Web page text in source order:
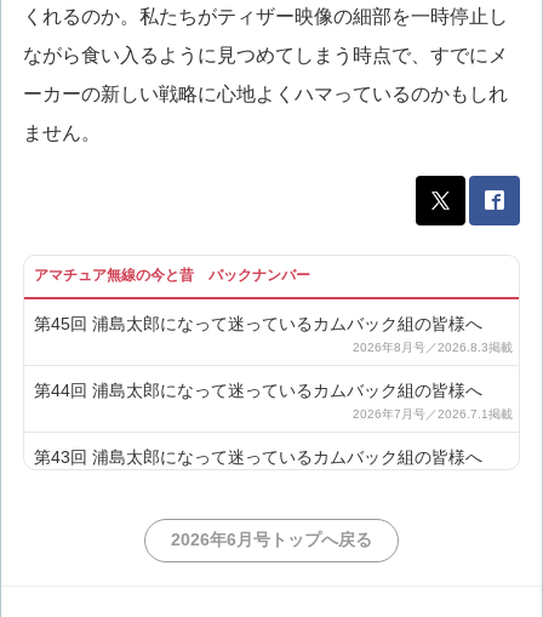
くれるのか。私たちがティザー映像の細部を一時停止し
ながら食い入るように見つめてしまう時点で、すでにメ
ーカーの新しい戦略に心地よくハマっているのかもしれ
ません。
アマチュア無線の今と昔 バックナンバー
第45回 浦島太郎になって迷っているカムバック組の皆様へ
第44回 浦島太郎になって迷っているカムバック組の皆様へ
第43回 浦島太郎になって迷っているカムバック組の皆様へ
第42回 浦島太郎になって迷っているカムバック組の皆様へ
2026年6月号トップへ戻る